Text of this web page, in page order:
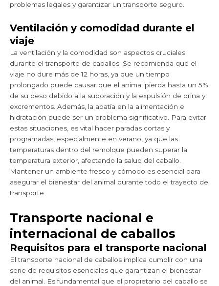
problemas legales y garantizar un transporte seguro.
Ventilación y comodidad durante el
viaje
La ventilación y la comodidad son aspectos cruciales
durante el transporte de caballos. Se recomienda que el
viaje no dure más de 12 horas, ya que un tiempo
prolongado puede causar que el animal pierda hasta un 5%
de su peso debido a la sudoración y la expulsión de orina y
excrementos. Además, la apatía en la alimentación e
hidratación puede ser un problema significativo. Para evitar
estas situaciones, es vital hacer paradas cortas y
programadas, especialmente en verano, ya que las
temperaturas dentro del remolque pueden superar la
temperatura exterior, afectando la salud del caballo.
Mantener un ambiente fresco y cómodo es esencial para
asegurar el bienestar del animal durante todo el trayecto de
transporte.
Transporte nacional e
internacional de caballos
Requisitos para el transporte nacional
El transporte nacional de caballos implica cumplir con una
serie de requisitos esenciales que garantizan el bienestar
del animal. Es fundamental que el propietario del caballo se